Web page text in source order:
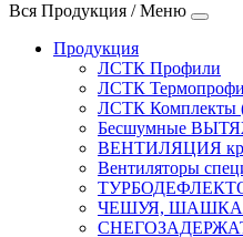
Вся Продукция / Меню
Продукция
ЛСТК Профили
ЛСТК
ЛСТК Комплекты
Бесшумные
ВЕНТИЛЯЦИЯ
Вентиляторы
ЧЕШУЯ, ШАШКА